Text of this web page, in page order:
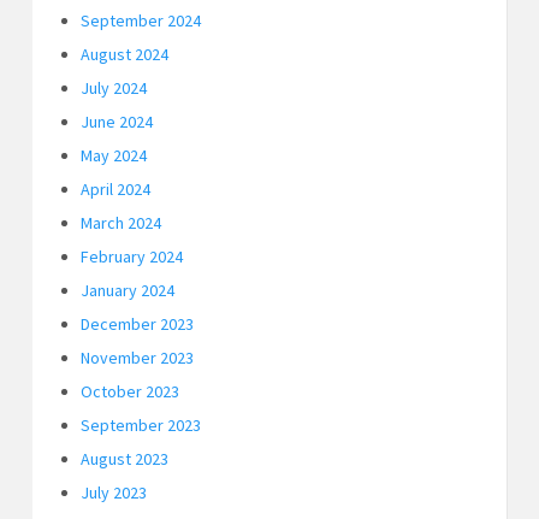
September 2024
August 2024
July 2024
June 2024
May 2024
April 2024
March 2024
February 2024
January 2024
December 2023
November 2023
October 2023
September 2023
August 2023
July 2023